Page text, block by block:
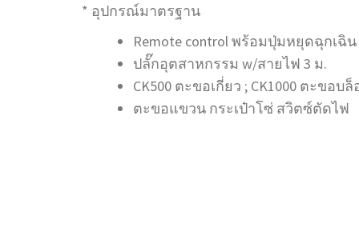
* อุปกรณ์มาตรฐาน
Remote control พร้อมปุ่มหยุดฉุกเฉิ
ปลั๊กอุตสาหกรรม w/สายไฟ 3 ม.
CK500 ตะขอเกี่ยว ; CK1000 ตะขอบล็
ตะขอแขวน กระเป๋าโซ่ สวิตซ์ตัดไฟ